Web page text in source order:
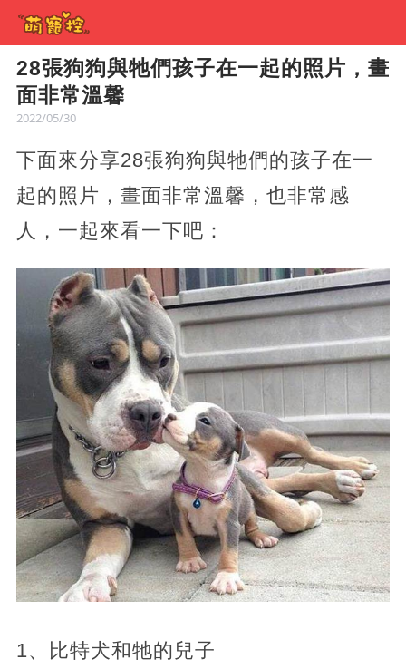
28張狗狗與牠們孩子在一起的照片，畫
面非常溫馨
2022/05/30
下面來分享28張狗狗與牠們的孩子在一
起的照片，畫面非常溫馨，也非常感
人，一起來看一下吧：
1、比特犬和牠的兒子